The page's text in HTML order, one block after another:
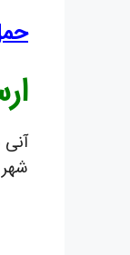
آنی